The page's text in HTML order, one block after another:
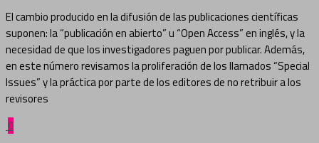
El cambio producido en la difusión de las publicaciones científicas
suponen: la “publicación en abierto” u “Open Access” en inglés, y la
necesidad de que los investigadores paguen por publicar. Además,
en este número revisamos la proliferación de los llamados “Special
Issues” y la práctica por parte de los editores de no retribuir a los
revisores
0